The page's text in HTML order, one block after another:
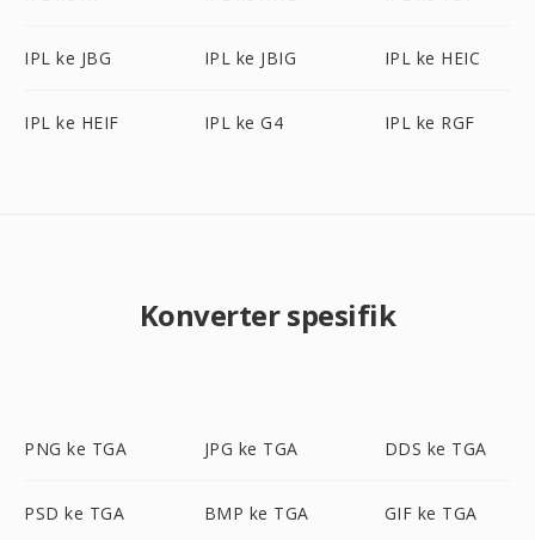
IPL ke JBG IPL ke JBIG IPL ke HEIC
IPL ke HEIF IPL ke G4 IPL ke RGF
Konverter spesifik
PNG ke TGA JPG ke TGA DDS ke TGA
PSD ke TGA BMP ke TGA GIF ke TGA